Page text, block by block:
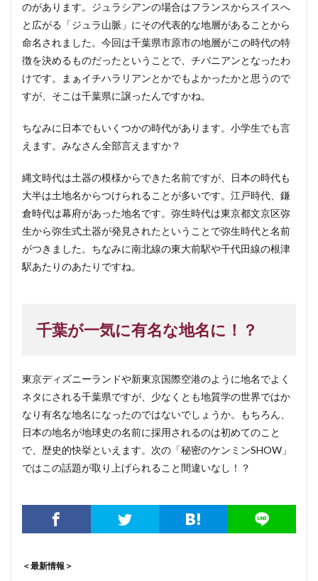
のがあります。ジュラシアンの場合はフランスからスイスへ
と広がる「ジュラ山脈」にその代表的な地層があることから
命名されました。今回は千葉県市原市の地層がこの時代の特
徴を決めるものだったということで、チバニアンとなったわ
けです。まぁイチハラリアンとかでもよかったかと思うので
すが、そこは千葉県に譲ったんですかね。
ちなみに日本でもいくつかの時代があります。小学生でも言
えます。みなさん全部言えますか？
縄文時代は土器の模様からできた名前ですが、日本の時代も
大半は土地名からつけられることが多いです。江戸時代、鎌
倉時代は幕府があった地名です。弥生時代は東京都文京区弥
生から弥生式土器が発見されたということで弥生時代と名前
がつきました。ちなみに南北線の東大前駅や千代田線の根津
駅あたりのあたりですね。
千葉が一気に有名な地名に！？
東京ディズニーランドや新東京国際空港のように地名でよく
ネタにされる千葉県ですが、少なくとも地質学の世界ではか
なり有名な地名になったのではないでしょうか。もちろん、
日本の地名が地球史の名前に採用されるのは初めてのこと
で、歴史的快挙といえます。次の「秘密のケンミンSHOW」
ではこの話題が取り上げられること間違いなし！？
＜最新情報＞